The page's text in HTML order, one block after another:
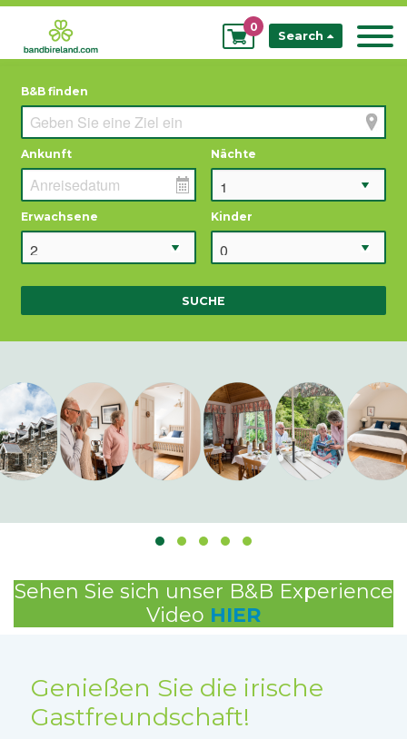
My
Bookings
0
Search
B&B finden
Ankunft Nächte
Erwachsene Kinder
SUCHE
Sehen Sie sich unser B&B Experience
Video HIER
Genießen Sie die irische
Gastfreundschaft!